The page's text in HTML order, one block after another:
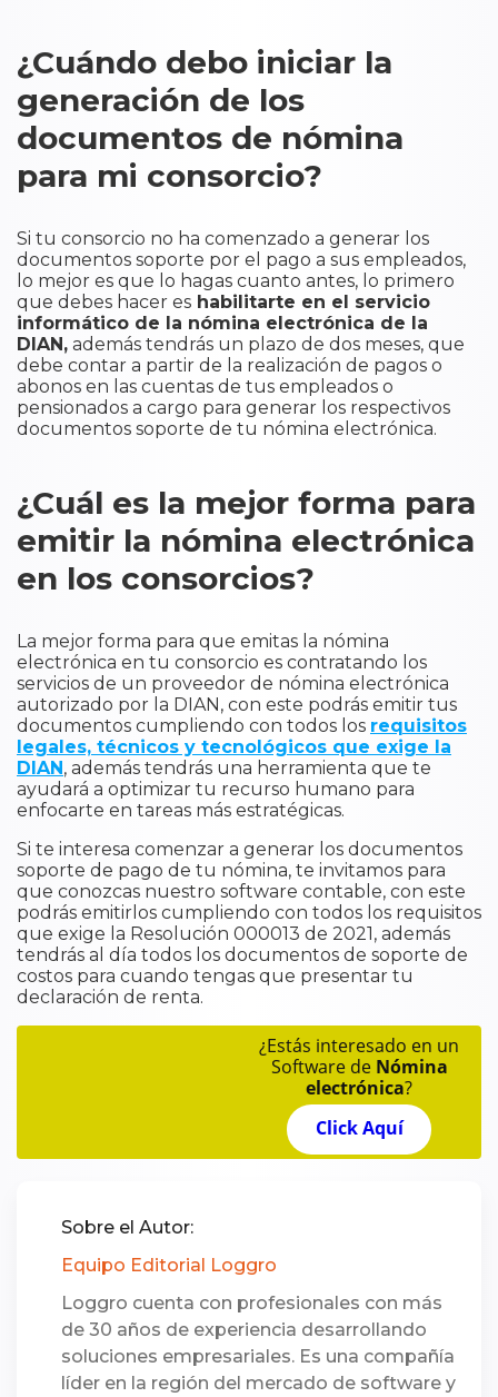
¿Cuándo debo iniciar la
generación de los
documentos de nómina
para mi consorcio?
Si tu consorcio no ha comenzado a generar los
documentos soporte por el pago a sus empleados,
lo mejor es que lo hagas cuanto antes, lo primero
que debes hacer es habilitarte en el servicio
informático de la nómina electrónica de la
DIAN, además tendrás un plazo de dos meses, que
debe contar a partir de la realización de pagos o
abonos en las cuentas de tus empleados o
pensionados a cargo para generar los respectivos
documentos soporte de tu nómina electrónica.
¿Cuál es la mejor forma para
emitir la nómina electrónica
en los consorcios?
La mejor forma para que emitas la nómina
electrónica en tu consorcio es contratando los
servicios de un proveedor de nómina electrónica
autorizado por la DIAN, con este podrás emitir tus
documentos cumpliendo con todos los requisitos
legales, técnicos y tecnológicos que exige la
DIAN, además tendrás una herramienta que te
ayudará a optimizar tu recurso humano para
enfocarte en tareas más estratégicas.
Si te interesa comenzar a generar los documentos
soporte de pago de tu nómina, te invitamos para
que conozcas nuestro software contable, con este
podrás emitirlos cumpliendo con todos los requisitos
que exige la Resolución 000013 de 2021, además
tendrás al día todos los documentos de soporte de
costos para cuando tengas que presentar tu
declaración de renta.
¿Estás interesado en un
Software de Nómina
electrónica?
Click Aquí
Sobre el Autor:
Equipo Editorial Loggro
Loggro cuenta con profesionales con más
de 30 años de experiencia desarrollando
soluciones empresariales. Es una compañía
líder en la región del mercado de software y